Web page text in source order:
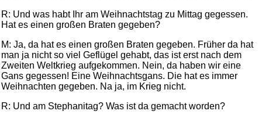
R: Und was habt Ihr am Weihnachtstag zu Mittag gegessen.
Hat es einen großen Braten gegeben?
M: Ja, da hat es einen großen Braten gegeben. Früher da hat
man ja nicht so viel Geflügel gehabt, das ist erst nach dem
Zweiten Weltkrieg aufgekommen. Nein, da haben wir eine
Gans gegessen! Eine Weihnachtsgans. Die hat es immer
Weihnachten gegeben. Na ja, im Krieg nicht.
R: Und am Stephanitag? Was ist da gemacht worden?